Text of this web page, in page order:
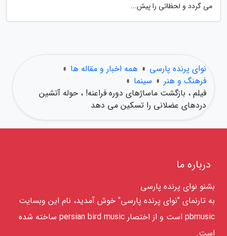
می گردد و لحظاتی را پیش...
نوای پرنده پارسی » همه اخبار و مقاله ها »
فرهنگ و هنر » سینما »
فیلم ، بازگشت ماساژهای دوره فراعنه! ، حوله آتشین
دردهای عضلانی را تسکین می دهد
درباره ما
بشنو نوای پرنده پارسی
به تارنمای "نوای پرنده پارسی" خوش آمدید، نام این وبسایت
pbmusic است و از اختصار persian bird music ساخته شده
است.